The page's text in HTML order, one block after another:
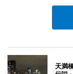
天満